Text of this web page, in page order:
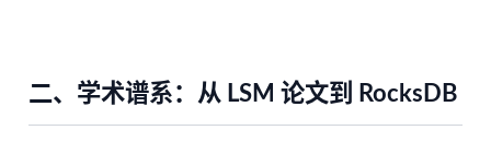
二、学术谱系：从 LSM 论文到 RocksDB